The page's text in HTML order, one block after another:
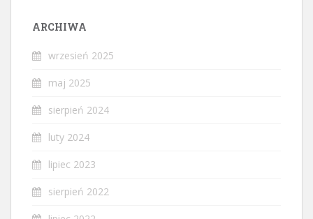
ARCHIWA
wrzesień 2025
maj 2025
sierpień 2024
luty 2024
lipiec 2023
sierpień 2022